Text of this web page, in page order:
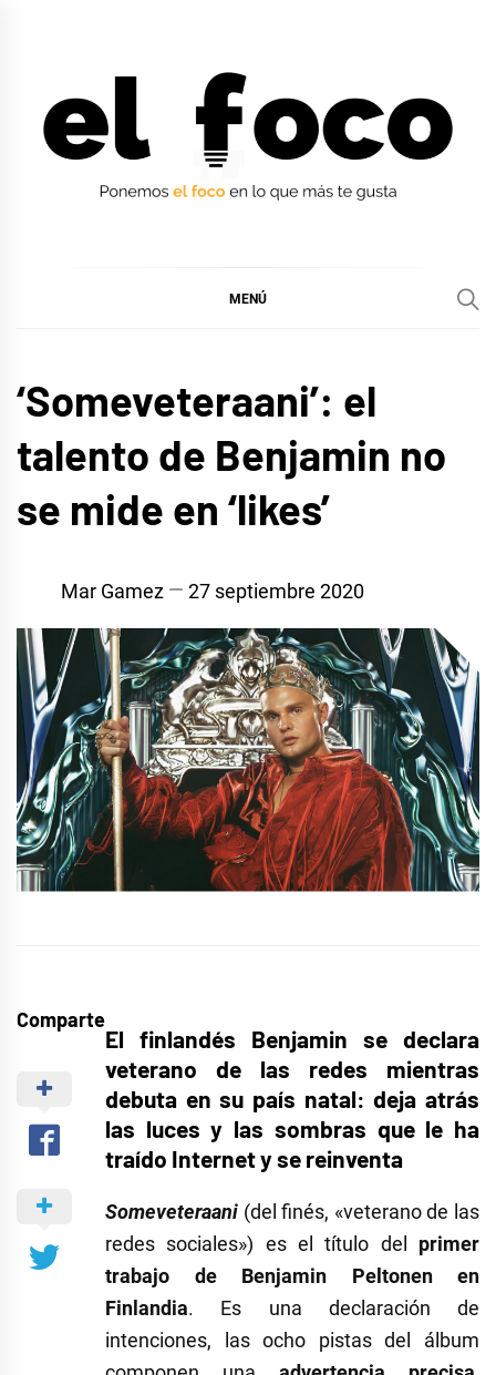
MENÚ
‘Someveteraani’: el
talento de Benjamin no
se mide en ‘likes’
Mar Gamez 27 septiembre 2020
Comparte
El finlandés Benjamin se declara
veterano de las redes mientras
debuta en su país natal: deja atrás
las luces y las sombras que le ha
traído Internet y se reinventa
Someveteraani (del finés, «veterano de las
redes sociales») es el título del
primer
trabajo de Benjamin Peltonen en
Finlandia. Es una declaración de
intenciones, las ocho pistas del álbum